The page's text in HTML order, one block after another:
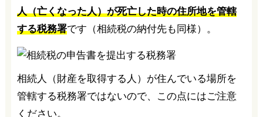
人（亡くなった人）が死亡した時の住所地を管轄
する税務署です（相続税の納付先も同様）。
相続人（財産を取得する人）が住んでいる場所を
管轄する税務署ではないので、この点にはご注意
ください。